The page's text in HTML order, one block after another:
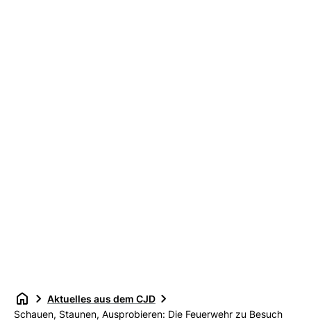
Aktuelles aus dem CJD
Schauen, Staunen, Ausprobieren: Die Feuerwehr zu Besuch